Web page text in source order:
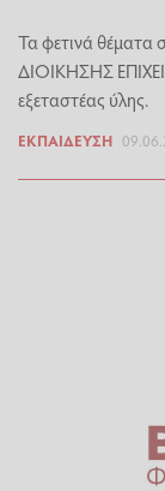
Τα φετινά
ΔΙΟΙΚΗΣΗΣ
εξεταστέας ύλης.
ΕΚΠΑΊΔΕΥΣΗ